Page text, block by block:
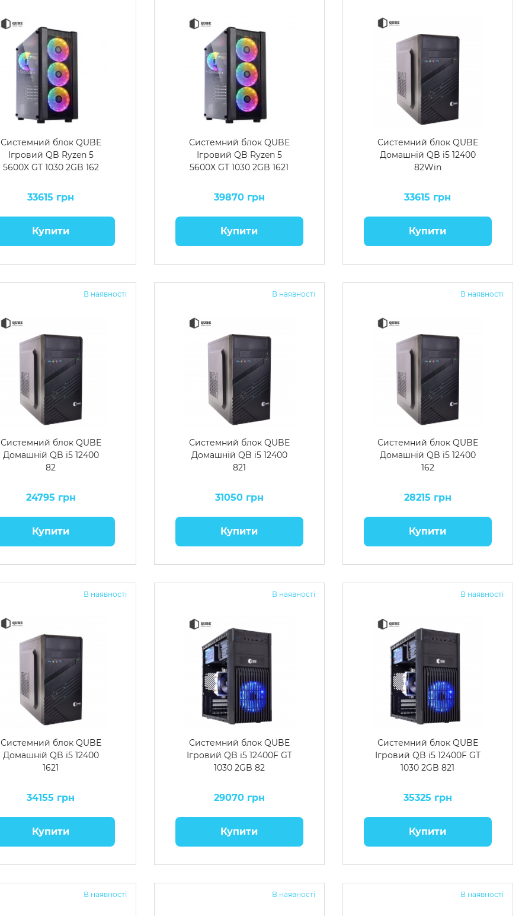
Системний блок QUBE
Ігровий QB Ryzen 5
5600X GT 1030 2GB 162
33615 грн
Купити
Системний блок QUBE
Ігровий QB Ryzen 5
5600X GT 1030 2GB 1621
39870 грн
Купити
Системний блок QUBE
Домашній QB i5 12400
82Win
33615 грн
Купити
В наявності
Системний блок QUBE
Домашній QB i5 12400
82
24795 грн
Купити
В наявності
Системний блок QUBE
Домашній QB i5 12400
821
31050 грн
Купити
В наявності
Системний блок QUBE
Домашній QB i5 12400
162
28215 грн
Купити
В наявності
Системний блок QUBE
Домашній QB i5 12400
1621
34155 грн
Купити
В наявності
Системний блок QUBE
Ігровий QB i5 12400F GT
1030 2GB 82
29070 грн
Купити
В наявності
Системний блок QUBE
Ігровий QB i5 12400F GT
1030 2GB 821
35325 грн
Купити
В наявності В наявності В наявності